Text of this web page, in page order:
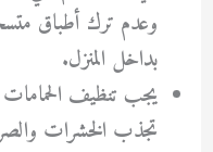
وعدم ترك أطباق
بداخل المنزل.
يجب تنظيف
تجذب الخشرات